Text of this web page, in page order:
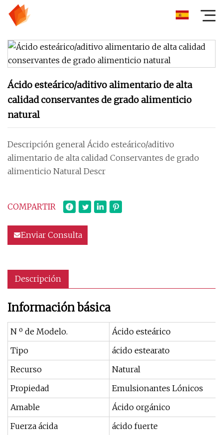
Ácido esteárico/aditivo alimentario de alta
calidad conservantes de grado alimenticio
natural
Descripción general Ácido esteárico/aditivo
alimentario de alta calidad Conservantes de grado
alimenticio Natural Descr
COMPARTIR
Enviar Consulta
Descripción
Información básica
N º de Modelo.
Ácido esteárico
Tipo
ácido estearato
Recurso
Natural
Propiedad
Emulsionantes Lónicos
Amable
Ácido orgánico
Fuerza ácida
ácido fuerte